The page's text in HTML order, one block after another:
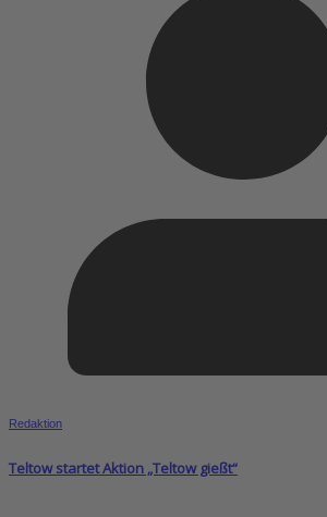
Redaktion
Teltow startet Aktion „Teltow gießt“